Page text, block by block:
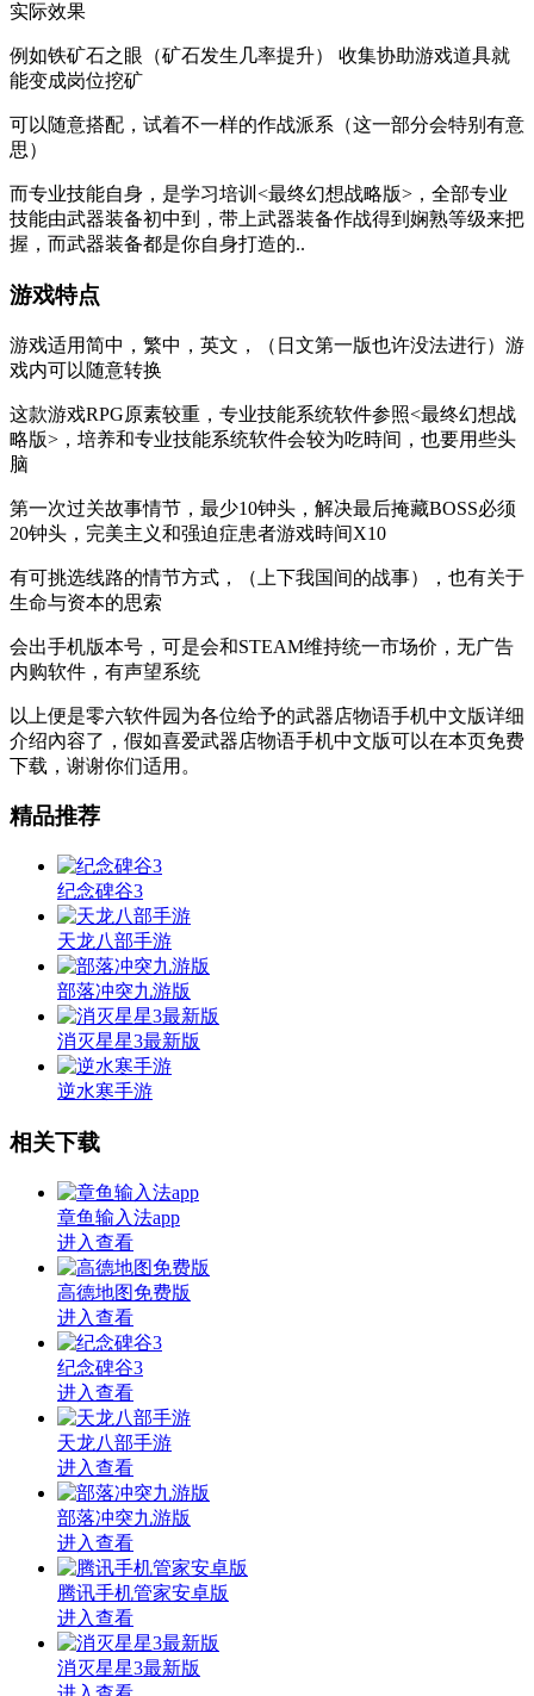
实际效果
例如铁矿石之眼（矿石发生几率提升） 收集协助游戏道具就
能变成岗位挖矿
可以随意搭配，试着不一样的作战派系（这一部分会特别有意
思）
而专业技能自身，是学习培训<最终幻想战略版>，全部专业
技能由武器装备初中到，带上武器装备作战得到娴熟等级来把
握，而武器装备都是你自身打造的..
游戏特点
游戏适用简中，繁中，英文，（日文第一版也许没法进行）游
戏内可以随意转换
这款游戏RPG原素较重，专业技能系统软件参照<最终幻想战
略版>，培养和专业技能系统软件会较为吃時间，也要用些头
脑
第一次过关故事情节，最少10钟头，解决最后掩藏BOSS必须
20钟头，完美主义和强迫症患者游戏時间X10
有可挑选线路的情节方式，（上下我国间的战事），也有关于
生命与资本的思索
会出手机版本号，可是会和STEAM维持统一市场价，无广告
内购软件，有声望系统
以上便是零六软件园为各位给予的武器店物语手机中文版详细
介绍內容了，假如喜爱武器店物语手机中文版可以在本页免费
下载，谢谢你们适用。
精品推荐
纪念碑谷3
天龙八部手游
部落冲突九游版
消灭星星3最新版
逆水寒手游
相关下载
章鱼输入法app
进入查看
高德地图免费版
进入查看
纪念碑谷3
进入查看
天龙八部手游
进入查看
部落冲突九游版
进入查看
腾讯手机管家安卓版
进入查看
消灭星星3最新版